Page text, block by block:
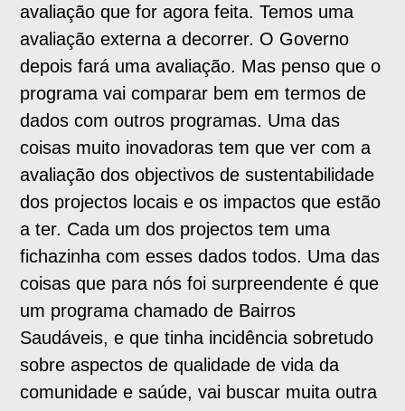
avaliação que for agora feita. Temos uma
avaliação externa a decorrer. O Governo
depois fará uma avaliação. Mas penso que o
programa vai comparar bem em termos de
dados com outros programas. Uma das
coisas muito inovadoras tem que ver com a
avaliação dos objectivos de sustentabilidade
dos projectos locais e os impactos que estão
a ter. Cada um dos projectos tem uma
fichazinha com esses dados todos. Uma das
coisas que para nós foi surpreendente é que
um programa chamado de Bairros
Saudáveis, e que tinha incidência sobretudo
sobre aspectos de qualidade de vida da
comunidade e saúde, vai buscar muita outra